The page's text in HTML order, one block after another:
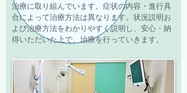
治療に取り組んでいます。症状の内容・進行具
合によって治療方法は異なります。状況説明お
よび治療方法をわかりやすく説明し、安心・納
得いただいた上で、治療を行っていきます。